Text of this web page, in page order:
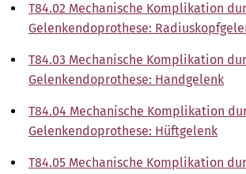
T84.02 Mechanische Komplikation
Gelenkendoprothese:
T84.03 Mechanische Komplikation
Gelenkendoprothese: Handgelenk
T84.04 Mechanische Komplikation
Gelenkendoprothese: Hüftgelenk
T84.05 Mechanische Komplikation